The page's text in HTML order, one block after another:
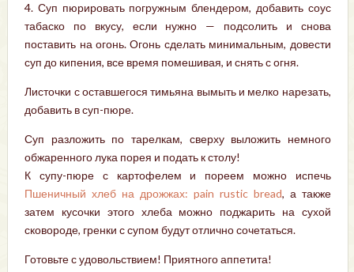
4. Суп пюрировать погружным блендером, добавить соус
табаско по вкусу, если нужно — подсолить и снова
поставить на огонь. Огонь сделать минимальным, довести
суп до кипения, все время помешивая, и снять с огня.
Листочки с оставшегося тимьяна вымыть и мелко нарезать,
добавить в суп-пюре.
Суп разложить по тарелкам, сверху выложить немного
обжаренного лука порея и подать к столу!
К супу-пюре с картофелем и пореем можно испечь
Пшеничный хлеб на дрожжах: pain rustic bread, а также
затем кусочки этого хлеба можно поджарить на сухой
сковороде, гренки с супом будут отлично сочетаться.
Готовьте с удовольствием! Приятного аппетита!